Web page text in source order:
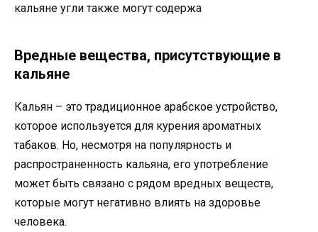
кальяне угли также могут содержа
Вредные вещества, присутствующие в
кальяне
Кальян – это традиционное арабское устройство,
которое используется для курения ароматных
табаков. Но, несмотря на популярность и
распространенность кальяна, его употребление
может быть связано с рядом вредных веществ,
которые могут негативно влиять на здоровье
человека.